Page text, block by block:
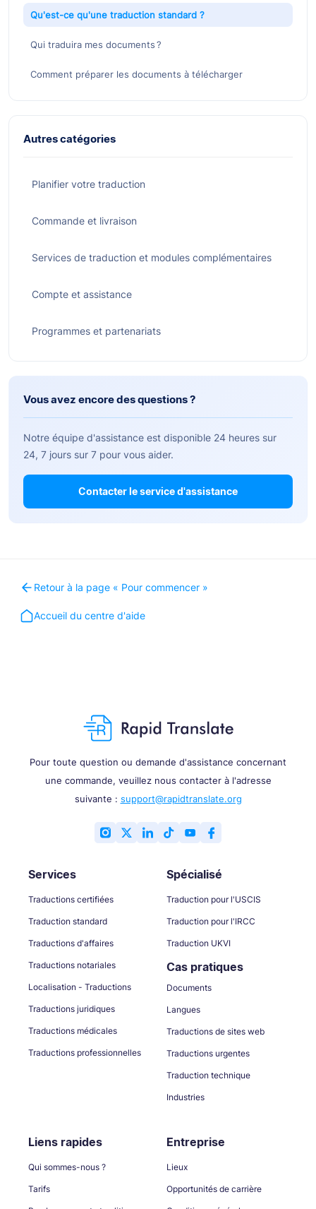
Qu'est-ce qu'une traduction standard ?
Qui traduira mes documents ?
Comment préparer les documents à télécharger
Autres catégories
Planifier votre traduction
Commande et livraison
Services de traduction et modules complémentaires
Compte et assistance
Programmes et partenariats
Vous avez encore des questions ?
Notre équipe d'assistance est disponible 24 heures sur
24, 7 jours sur 7 pour vous aider.
Contacter le service d'assistance
Retour à la page « Pour commencer »
Accueil du centre d'aide
Pour toute question ou demande d'assistance concernant
une commande, veuillez nous contacter à l'adresse
suivante : support@rapidtranslate.org
Services
Traductions certifiées
Traduction standard
Traductions d'affaires
Traductions notariales
Localisation - Traductions
Traductions juridiques
Traductions médicales
Traductions professionnelles
Spécialisé
Traduction pour l'USCIS
Traduction pour l'IRCC
Traduction UKVI
Cas pratiques
Documents
Langues
Traductions de sites web
Traductions urgentes
Traduction technique
Industries
Liens rapides
Qui sommes-nous ?
Tarifs
Entreprise
Lieux
Opportunités de carrière